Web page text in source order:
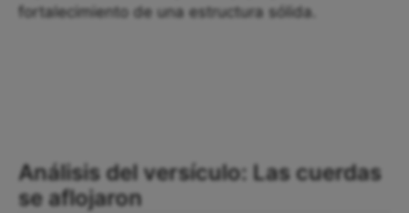
fortalecimiento de una estructura sólida.
Análisis del versículo: Las cuerdas
se aflojaron